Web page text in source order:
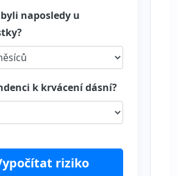
naposledy u
k krvácení dásní?
riziko